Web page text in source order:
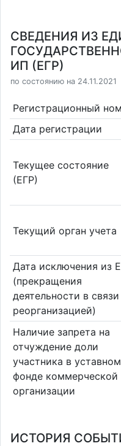
СВЕДЕНИЯ ИЗ
ИП (ЕГР)
по состоянию на 24.11.2021
Регистрационный
Дата регистрации
Текущее состояние
(ЕГР)
Текущий орган учета
Дата исключения из
(прекращения
деятельности в связи
реорганизацией)
Наличие запрета на
отчуждение доли
участника в уставном
фонде коммерческой
организации
ИСТОРИЯ